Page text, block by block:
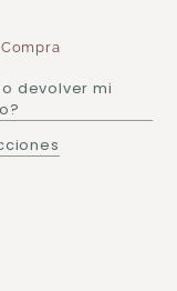
devolver mi